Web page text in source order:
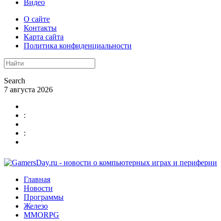
Видео
О сайте
Контакты
Карта сайта
Политика конфиденциальности
Search
7 августа 2026
:
:
Главная
Новости
Программы
Железо
MMORPG